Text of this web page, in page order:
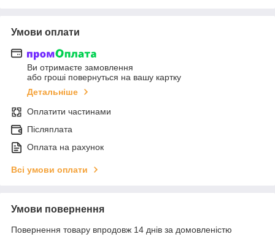
Умови оплати
Ви отримаєте замовлення
або гроші повернуться на вашу картку
Детальніше
Оплатити частинами
Післяплата
Оплата на рахунок
Всі умови оплати
Умови повернення
Повернення товару впродовж 14 днів за домовленістю